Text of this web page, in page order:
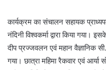
कार्यक्रम का संचालन सहायक
नंदिनी विश्वकर्मा द्वारा किया गया।
दीप प्रज्जवलन एवं महान वैज्ञानिक
गया। छात्रा महिमा रैकवार एवं आर्या